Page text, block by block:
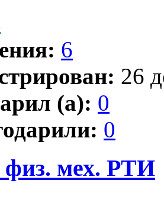
6
26
(а): 0
0
физ. мех. РТИ